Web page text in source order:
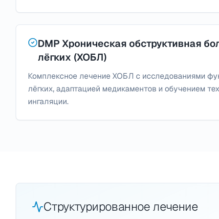
DMP Хроническая обструктивная
лёгких (ХОБЛ)
Комплексное лечение ХОБЛ с исследованиями
лёгких, адаптацией медикаментов и обучением
ингаляции.
Структурированное лечение